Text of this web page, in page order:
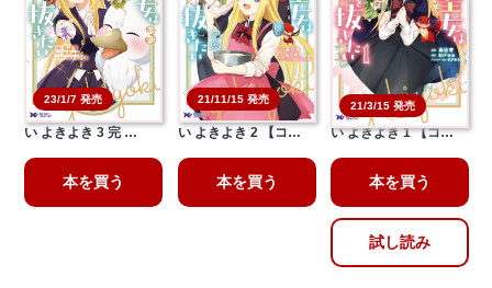
23/1/7 発売
前世聖女は手を抜きた
い よきよき 3 完 …
本を買う
21/11/15 発売
前世聖女は手を抜きた
い よきよき 2 【コ…
本を買う
21/3/15 発売
前世聖女は手を抜きた
い よきよき 1 【コ…
本を買う
試し読み